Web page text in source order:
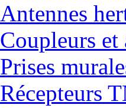
Antennes
Coupleurs
Prises
Récepteurs